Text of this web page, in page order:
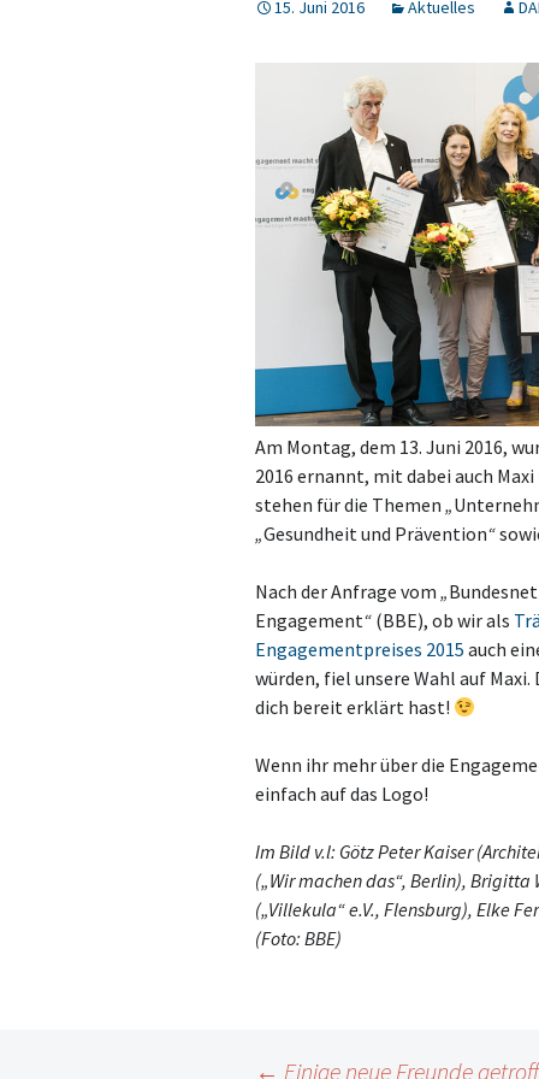
15. Juni 2016 Aktuelles
Am Montag, dem 13. Juni 2016,
2016 ernannt, mit dabei auch
stehen für die Themen „
„Gesundheit und Prävention“
Nach der Anfrage vom „
Engagement“ (BBE), ob wir als
Engagementpreises 2015 auch
würden, fiel unsere Wahl auf Maxi.
dich bereit erklärt hast!
Wenn ihr mehr über die
einfach auf das Logo!
Im Bild v.l: Götz Peter Kaiser
(„Wir machen das“, Berlin), Brigitta
(„Villekula“ e.V., Flensburg), Elke
(Foto: BBE)
← Einige neue Freunde